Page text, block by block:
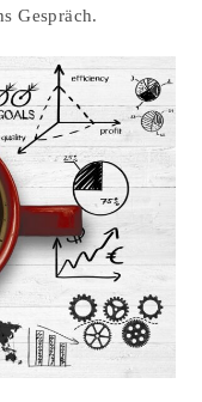
Gespräch.